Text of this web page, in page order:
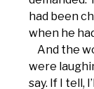
had been
when he
And the
were
say. If I tell,